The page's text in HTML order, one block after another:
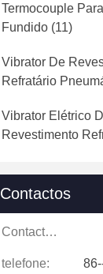
Termocouple
Fundido (11)
Vibrator De
Refratário
Vibrator Elétrico
Revestimento
Contactos
Contactos:
telefone: